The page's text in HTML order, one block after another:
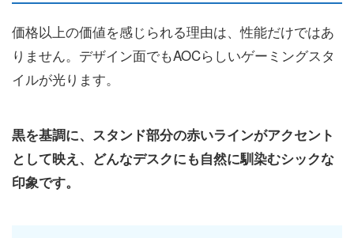
価格以上の価値を感じられる理由は、性能だけではあ
りません。デザイン面でもAOCらしいゲーミングスタ
イルが光ります。
黒を基調に、スタンド部分の赤いラインがアクセント
として映え、どんなデスクにも自然に馴染むシックな
印象です。